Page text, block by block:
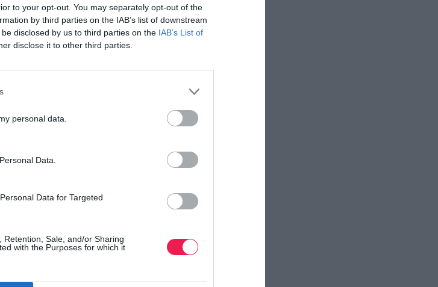
to your opt-out. You may separately opt-out of the
by third parties on the IAB’s list of downstream
disclosed by us to third parties on the IAB’s List of
disclose it to other third parties.
personal data.
Data.
Data for Targeted
Sale, and/or Sharing
with the Purposes for which it